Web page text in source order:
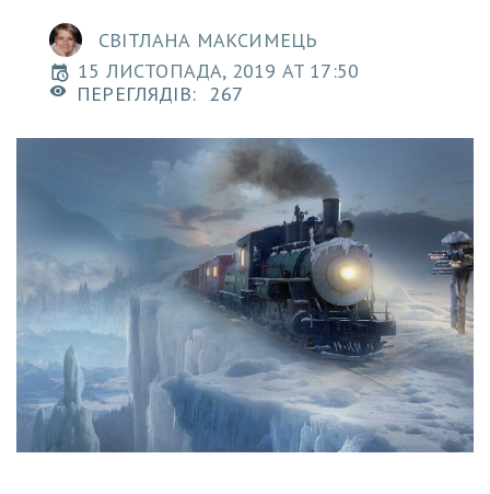
СВІТЛАНА МАКСИМЕЦЬ
15 ЛИСТОПАДА, 2019 AT 17:50
ПЕРЕГЛЯДІВ: 267